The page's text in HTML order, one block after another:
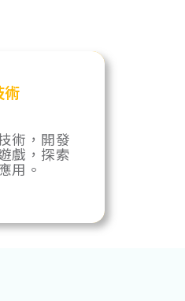
術
術，開發
戲，探索
用。